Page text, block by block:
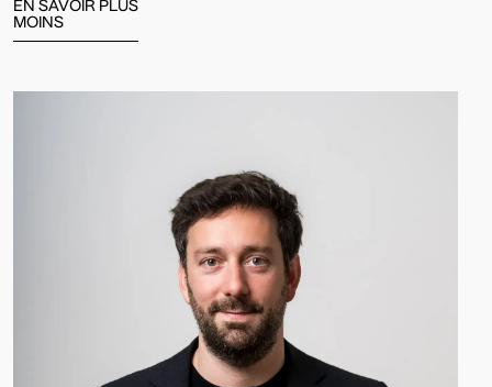
EN SAVOIR PLUS
MOINS